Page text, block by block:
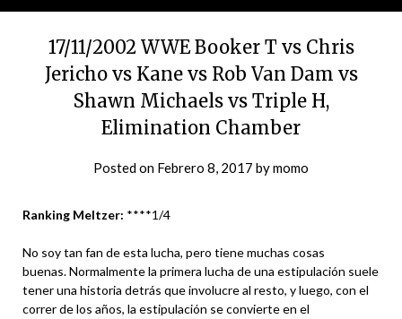
17/11/2002 WWE Booker T vs Chris
Jericho vs Kane vs Rob Van Dam vs
Shawn Michaels vs Triple H,
Elimination Chamber
Posted on Febrero 8, 2017 bymomo
Ranking Meltzer: ****1/4
No soy tan fan de esta lucha, pero tiene muchas cosas
buenas. Normalmente la primera lucha de una estipulación suele
tener una historia detrás que involucre al resto, y luego, con el
correr de los años, la estipulación se convierte en el